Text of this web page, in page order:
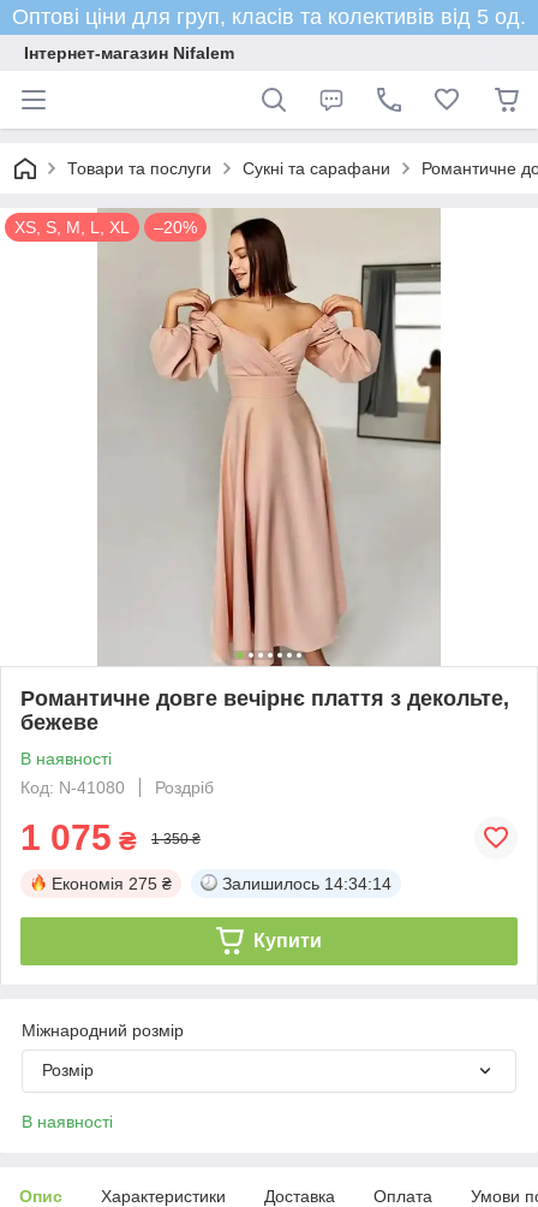
Оптові ціни для груп, класів та колективів від 5 од.
Інтернет-магазин Nifalem
Товари та послуги Сукні та сарафани Романтичне
XS, S, M, L, XL –20%
Романтичне довге вечірнє плаття з декольте,
бежеве
В наявності
Код: N-41080
Роздріб
1 075 ₴ 1 350 ₴
Економія 275 ₴ Залишилось 14:34:14
Купити
Міжнародний розмір
Розмір
В наявності
Опис Характеристики Доставка Оплата Умови